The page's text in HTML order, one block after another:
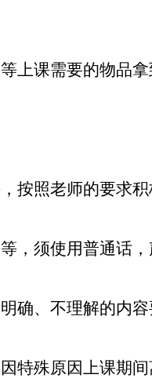
上课需要的物品
按照老师的要求
，须使用普通话
确、不理解的内
特殊原因上课期